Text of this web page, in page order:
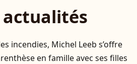
actualités
incendies, Michel Leeb s’offre
en famille avec ses filles